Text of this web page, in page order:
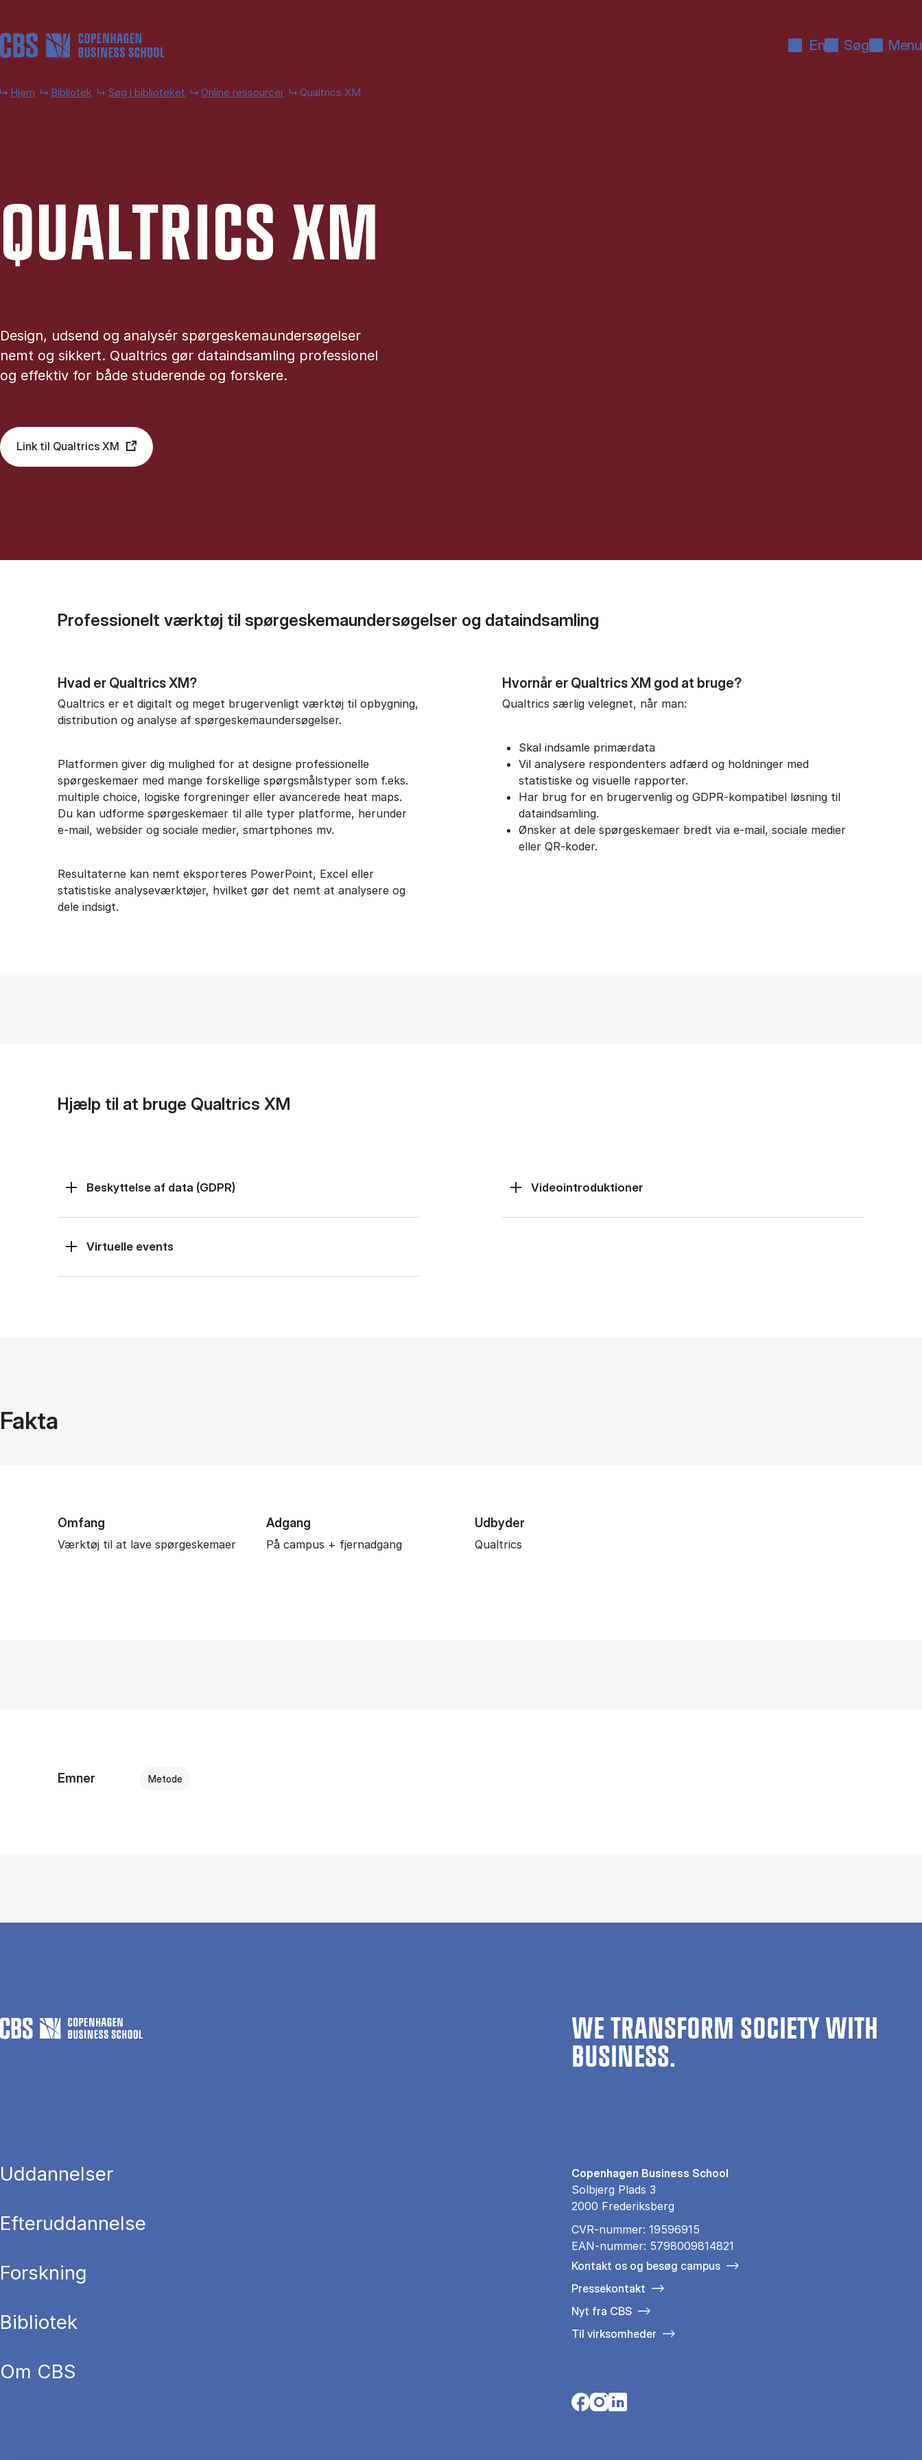
En Søg Menu
Hjem Bibliotek Søg i biblioteket Online ressourcer Qualtrics XM
QUAL­TRI­CS XM
Design, udsend og analysér spørgeskemaundersøgelser
nemt og sikkert. Qualtrics gør dataindsamling professionel
og effektiv for både studerende og forskere.
Link til Qualtrics XM
Professionelt værktøj til spørgeskemaundersøgelser og dataindsamling
Hvad er Qualtrics XM?
Qualtrics er et digitalt og meget brugervenligt værktøj til opbygning,
distribution og analyse af spørgeskemaundersøgelser.
Platformen giver dig mulighed for at designe professionelle
spørgeskemaer med mange forskellige spørgsmålstyper som f.eks.
multiple choice, logiske forgreninger eller avancerede heat maps.
Du kan udforme spørgeskemaer til alle typer platforme, herunder
e-mail, websider og sociale medier, smartphones mv.
Resultaterne kan nemt eksporteres PowerPoint, Excel eller
statistiske analyseværktøjer, hvilket gør det nemt at analysere og
dele indsigt.
Hvornår er Qualtrics XM god at bruge?
Qualtrics særlig velegnet, når man:
Skal indsamle primærdata
Vil analysere respondenters adfærd og holdninger med
statistiske og visuelle rapporter.
Har brug for en brugervenlig og GDPR-kompatibel løsning til
dataindsamling.
Ønsker at dele spørgeskemaer bredt via e-mail, sociale medier
eller QR-koder.
Hjælp til at bruge Qualtrics XM
Beskyttelse af data (GDPR)
Virtuelle events
Videointroduktioner
Fakta
Omfang
Værktøj til at lave spørgeskemaer
Adgang
På campus + fjernadgang
Udbyder
Qualtrics
Emner Metode
WE TRANSFORM SOCIETY WITH
BUSINESS.
Uddannelser
Efteruddannelse
Forskning
Bibliotek
Om CBS
Copenhagen Business School
Solbjerg Plads 3
2000 Frederiksberg
CVR-nummer: 19596915
EAN-nummer: 5798009814821
Kontakt os og besøg campus
Pressekontakt
Nyt fra CBS
Til virksomheder
Opens in a new tab
Opens in a new tab
Opens in a new tab